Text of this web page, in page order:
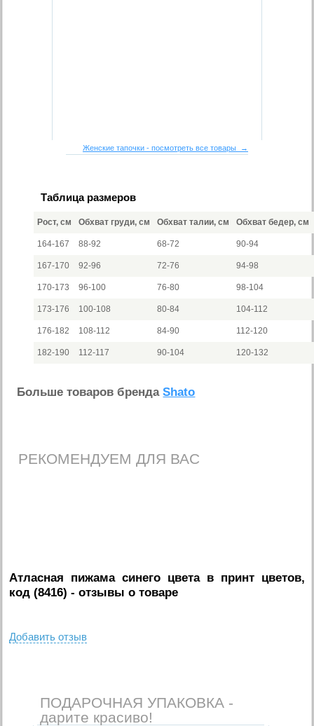
Женские тапочки - посмотреть все товары →
Таблица размеров
Рост, см Обхват груди, см Обхват талии, см Обхват бедер, см
164-167 88-92 68-72 90-94
167-170 92-96 72-76 94-98
170-173 96-100 76-80 98-104
173-176 100-108 80-84 104-112
176-182 108-112 84-90 112-120
182-190 112-117 90-104 120-132
Больше товаров брендаShato
РЕКОМЕНДУЕМ ДЛЯ ВАС
Атласная пижама синего цвета в принт цветов,
код (8416) - отзывы о товаре
Добавить отзыв
ПОДАРОЧНАЯ УПАКОВКА -
дарите красиво!